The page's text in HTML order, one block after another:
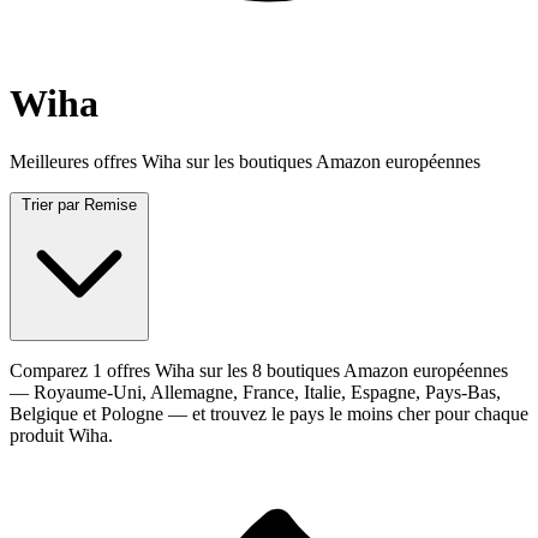
Wiha
Meilleures offres Wiha sur les boutiques Amazon européennes
Trier par Remise
Comparez 1 offres Wiha sur les 8 boutiques Amazon européennes
— Royaume-Uni, Allemagne, France, Italie, Espagne, Pays-Bas,
Belgique et Pologne — et trouvez le pays le moins cher pour chaque
produit Wiha.